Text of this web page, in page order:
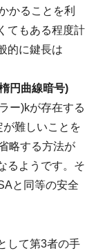
かることを利
てもある程度計
的に鍵長は
円曲線暗号)
ー)kが存在する
が難しいことを
略する方法が
るようです。そ
と同等の安全
して第3者の手